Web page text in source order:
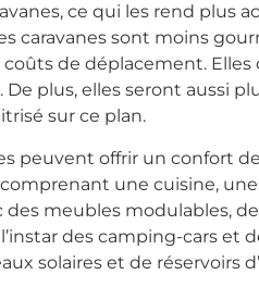
ce qui les rend plus
caravanes sont moins
de déplacement.
plus, elles seront aussi
sur ce plan.
peuvent offrir un confort
une cuisine,
des meubles modulables,
des camping-cars
solaires et de réservoirs